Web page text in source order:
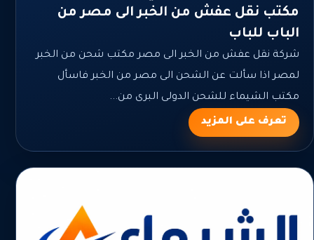
مكتب نقل عفش من الخبر الى مصر من
الباب للباب
شركة نقل عفش من الخبر الى مصر مكتب شحن من الخبر
لمصر اذا سألت عن الشحن الى مصر من الخبر فاسأل
مكتب الشيماء للشحن الدولى البرى من...
تعرف على المزيد